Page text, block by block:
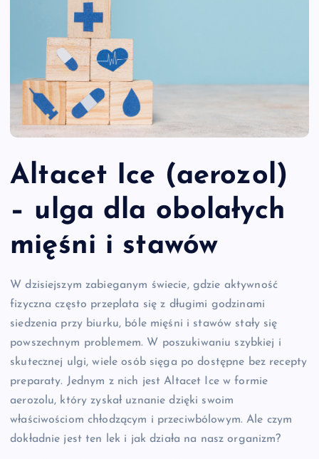
Altacet Ice (aerozol)
– ulga dla obolałych
mięśni i stawów
W dzisiejszym zabieganym świecie, gdzie aktywność
fizyczna często przeplata się z długimi godzinami
siedzenia przy biurku, bóle mięśni i stawów stały się
powszechnym problemem. W poszukiwaniu szybkiej i
skutecznej ulgi, wiele osób sięga po dostępne bez recepty
preparaty. Jednym z nich jest Altacet Ice w formie
aerozolu, który zyskał uznanie dzięki swoim
właściwościom chłodzącym i przeciwbólowym. Ale czym
dokładnie jest ten lek i jak działa na nasz organizm?